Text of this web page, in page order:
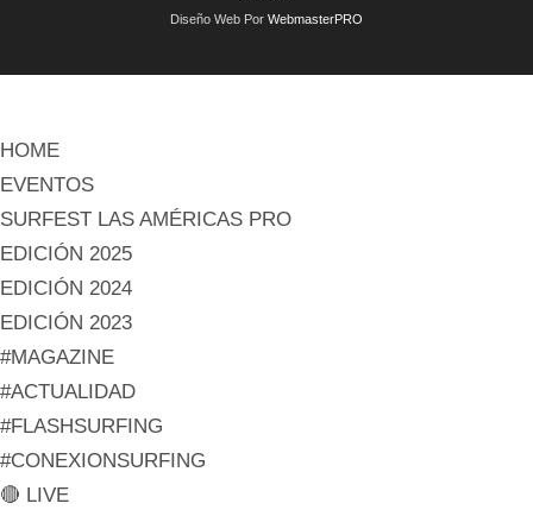
Diseño Web Por WebmasterPRO
HOME
EVENTOS
SURFEST LAS AMÉRICAS PRO
EDICIÓN 2025
EDICIÓN 2024
EDICIÓN 2023
#MAGAZINE
#ACTUALIDAD
#FLASHSURFING
#CONEXIONSURFING
🔴 LIVE